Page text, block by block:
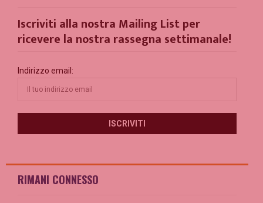
Iscriviti alla nostra Mailing List per
ricevere la nostra rassegna settimanale!
Indirizzo email:
RIMANI CONNESSO